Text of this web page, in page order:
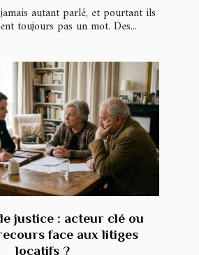
autant parlé, et pourtant ils
toujours pas un mot. Des...
justice : acteur clé ou
face aux litiges
locatifs ?